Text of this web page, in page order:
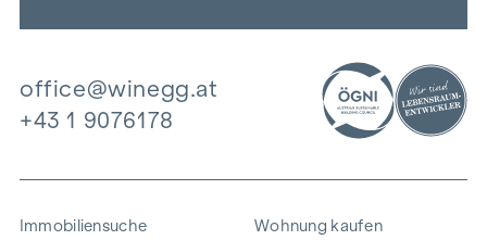
office@winegg.at
+43 1 9076178
Immobiliensuche Wohnung kaufen